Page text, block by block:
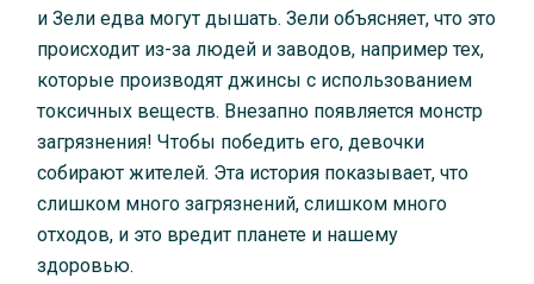
и Зели едва могут дышать. Зели объясняет, что это
происходит из-за людей и заводов, например тех,
которые производят джинсы с использованием
токсичных веществ. Внезапно появляется монстр
загрязнения! Чтобы победить его, девочки
собирают жителей. Эта история показывает, что
слишком много загрязнений, слишком много
отходов, и это вредит планете и нашему
здоровью.